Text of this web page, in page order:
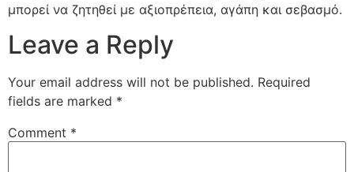
μπορεί να ζητηθεί με αξιοπρέπεια, αγάπη και σεβασμό.
Leave a Reply
Your email address will not be published. Required
fields are marked *
Comment *